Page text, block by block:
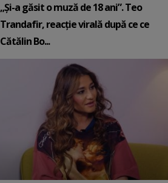
„Și-a găsit o muză de 18 ani”. Teo
Trandafir, reacție virală după ce ce
Cătălin Bo...